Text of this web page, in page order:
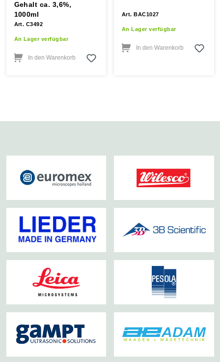
Gehalt ca. 3,6%,
1000ml
Art. C3492
An Lager verfügbar
In den Warenkorb
Art. BAC1027
An Lager verfügbar
In den Warenkorb